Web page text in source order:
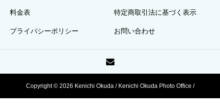
料金表 特定商取引法に基づく表示
プライバシーポリシー お問い合わせ
Copyright © 2026 Kenichi Okuda / Kenichi Okuda Photo Office /